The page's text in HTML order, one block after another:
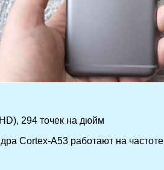
294 точек на дюйм
Cortex-A53 работают на